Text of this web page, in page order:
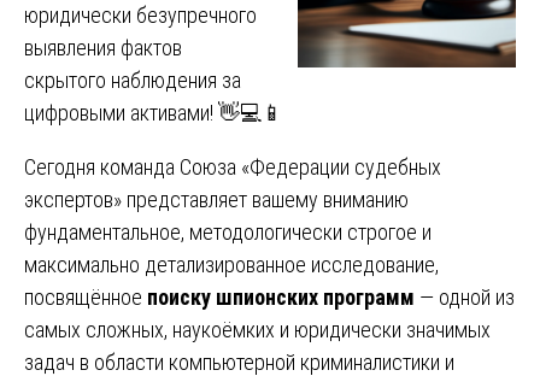
юридически безупречного
выявления фактов
скрытого наблюдения за
цифровыми активами! 👋💻📱
Сегодня команда Союза «Федерации судебных
экспертов» представляет вашему вниманию
фундаментальное, методологически строгое и
максимально детализированное исследование,
посвящённое поиску шпионских программ — одной из
самых сложных, наукоёмких и юридически значимых
задач в области компьютерной криминалистики и